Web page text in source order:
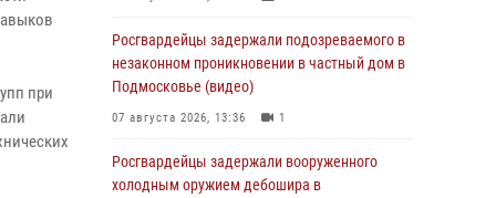
при
Росгвардейцы задержали подозреваемого в
незаконном проникновении в частный дом в
Подмосковье (видео)
07 августа 2026, 13:36 1
Росгвардейцы задержали вооруженного
холодным оружием дебошира в